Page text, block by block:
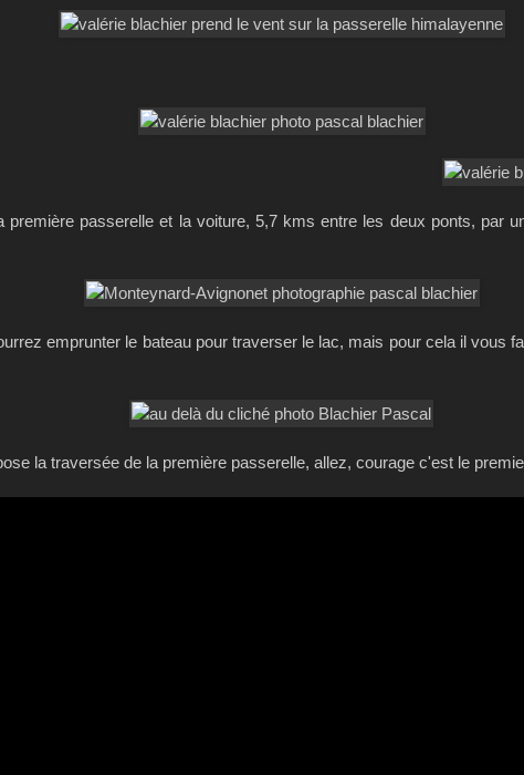
première passerelle et la voiture, 5,7 kms entre les deux ponts, par
emprunter le bateau pour traverser le lac, mais pour cela il vous
la traversée de la première passerelle, allez, courage c'est le